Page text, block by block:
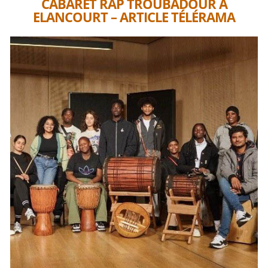
CABARET RAP TROUBADOUR À
ELANCOURT – ARTICLE TÉLÉRAMA